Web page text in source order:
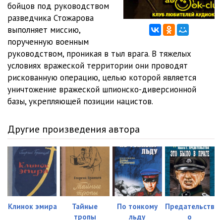
01_10_V Prikarpate 18:43
01_11_Doktor — ubiytsa
01_12_Foma Filimonovich poet
01_13_Shifrovalschik Pohitun 09:36
01_14_Parashyutist 15:07
01_16_Znak — «sk_4»
01_17_Foma Filimonovich priglashaet vypit 13:20
01_18_Vesti iz lesa 09:27
01_19_Obyasnenie v bane 12:22
01_20_Opyat parashyutist
бойцов под руководством
разведчика Стожарова
выполняет миссию,
порученную военным
руководством, проникая в тыл врага. В тяжелых
условиях вражеской территории они проводят
рискованную операцию, целью которой является
уничтожение вражеской шпионско-диверсионной
базы, укрепляющей позиции нацистов.
Другие произведения автора
Клинок эмира
Тайные
тропы
По тонкому
льду
Предательств
о